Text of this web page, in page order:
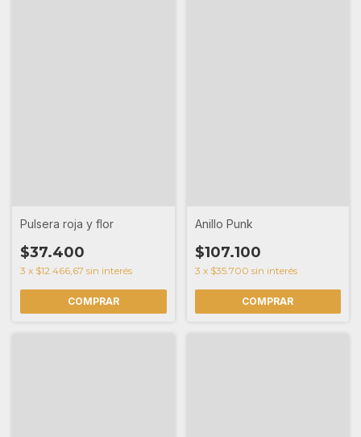
Pulsera roja y flor
$37.400
3 x $12.466,67 sin interés
Anillo Punk
$107.100
3 x $35.700 sin interés
COMPRAR